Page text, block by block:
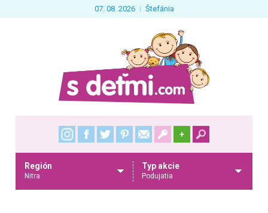
07. 08. 2026 Štefánia
+
Región
Nitra
Typ akcie
Podujatia